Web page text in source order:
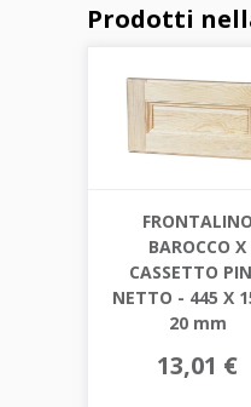
Prodotti
FRONTALINO
BAROCCO X
CASSETTO
NETTO - 445 X
20 mm
13,01 €